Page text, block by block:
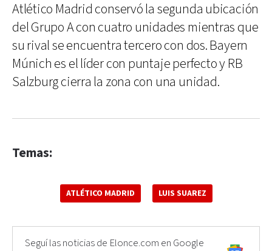
Atlético Madrid conservó la segunda ubicación
del Grupo A con cuatro unidades mientras que
su rival se encuentra tercero con dos. Bayern
Múnich es el líder con puntaje perfecto y RB
Salzburg cierra la zona con una unidad.
Temas:
ATLÉTICO MADRID LUIS SUAREZ
Seguí las noticias de Elonce.com en Google